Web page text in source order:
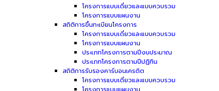
โครงการแบบเดี่ยวและแบบควบรวม
โครงการแบบแผนงาน
สถิติการขึ้นทะเบียนโครงการ
โครงการแบบเดี่ยวและแบบควบรวม
โครงการแบบแผนงาน
ประเภทโครงการตามปีงบประมาณ
ประเภทโครงการตามปีปฏิทิน
สถิติการรับรองคาร์บอนเครดิต
โครงการแบบเดี่ยวและแบบควบรวม